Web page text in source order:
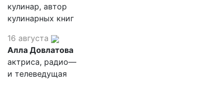
кулинар, автор
кулинарных книг
16 августа
Алла Довлатова
актриса, радио—
и телеведущая